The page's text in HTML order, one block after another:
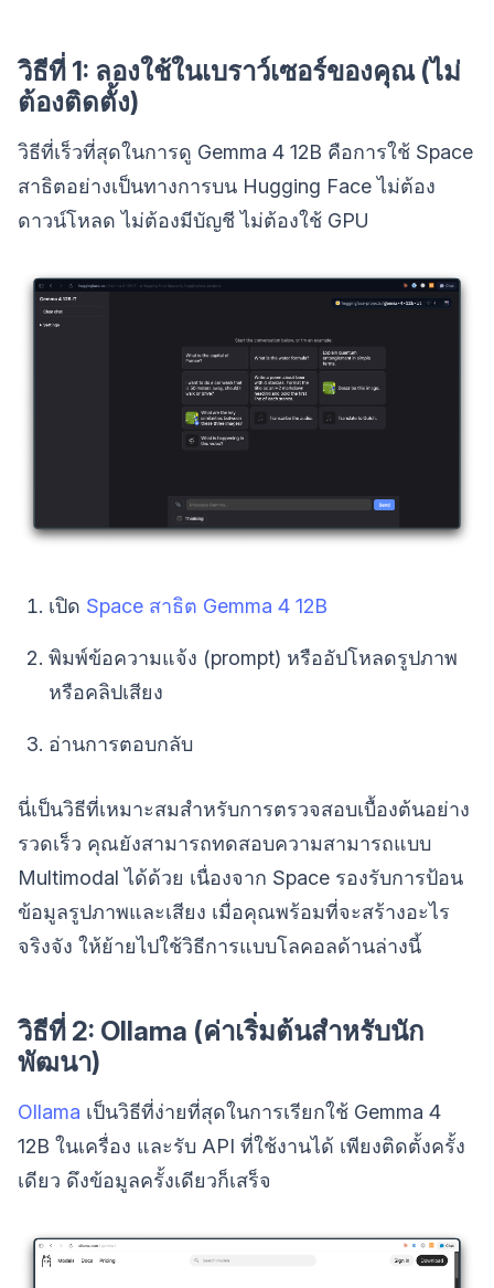
วิธีที่ 1: ลองใช้ในเบราว์เซอร์ของคุณ (ไม่
ต้องติดตั้ง)
วิธีที่เร็วที่สุดในการดู Gemma 4 12B คือการใช้ Space
สาธิตอย่างเป็นทางการบน Hugging Face ไม่ต้อง
ดาวน์โหลด ไม่ต้องมีบัญชี ไม่ต้องใช้ GPU
เปิด Space สาธิต Gemma 4 12B
พิมพ์ข้อความแจ้ง (prompt) หรืออัปโหลดรูปภาพ
หรือคลิปเสียง
อ่านการตอบกลับ
นี่เป็นวิธีที่เหมาะสมสำหรับการตรวจสอบเบื้องต้นอย่าง
รวดเร็ว คุณยังสามารถทดสอบความสามารถแบบ
Multimodal ได้ด้วย เนื่องจาก Space รองรับการป้อน
ข้อมูลรูปภาพและเสียง เมื่อคุณพร้อมที่จะสร้างอะไร
จริงจัง ให้ย้ายไปใช้วิธีการแบบโลคอลด้านล่างนี้
วิธีที่ 2: Ollama (ค่าเริ่มต้นสำหรับนัก
พัฒนา)
Ollama เป็นวิธีที่ง่ายที่สุดในการเรียกใช้ Gemma 4
12B ในเครื่อง และรับ API ที่ใช้งานได้ เพียงติดตั้งครั้ง
เดียว ดึงข้อมูลครั้งเดียวก็เสร็จ